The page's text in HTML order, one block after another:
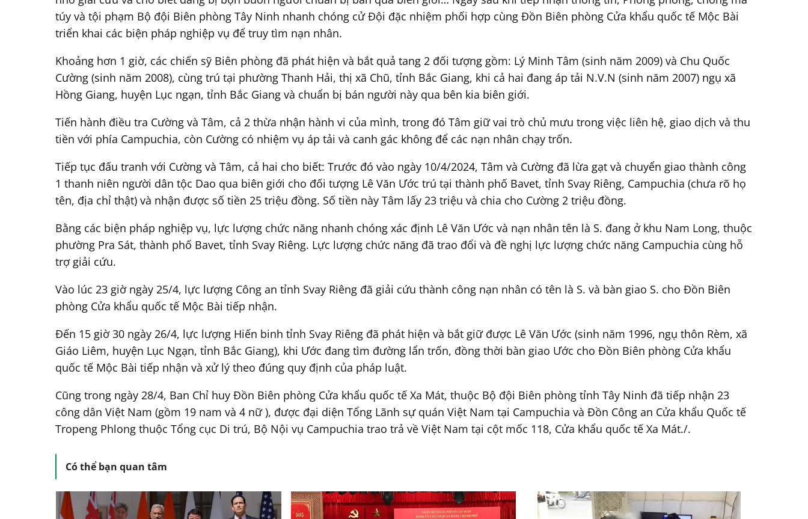
túy và tội phạm Bộ đội Biên phòng Tây Ninh nhanh chóng cử Đội đặc nhiệm phối hợp cùng Đồn Biên phòng Cửa khẩu quốc tế Mộc Bài
triển khai các biện pháp nghiệp vụ để truy tìm nạn nhân.
Khoảng hơn 1 giờ, các chiến sỹ Biên phòng đã phát hiện và bắt quả tang 2 đối tượng gồm: Lý Minh Tâm (sinh năm 2009) và Chu Quốc
Cường (sinh năm 2008), cùng trú tại phường Thanh Hải, thị xã Chũ, tỉnh Bắc Giang, khi cả hai đang áp tải N.V.N (sinh năm 2007) ngụ xã
Hồng Giang, huyện Lục ngạn, tỉnh Bắc Giang và chuẩn bị bán người này qua bên kia biên giới.
Tiến hành điều tra Cường và Tâm, cả 2 thừa nhận hành vi của mình, trong đó Tâm giữ vai trò chủ mưu trong việc liên hệ, giao dịch và thu
tiền với phía Campuchia, còn Cường có nhiệm vụ áp tải và canh gác không để các nạn nhân chạy trốn.
Tiếp tục đấu tranh với Cường và Tâm, cả hai cho biết: Trước đó vào ngày 10/4/2024, Tâm và Cường đã lừa gạt và chuyển giao thành công
1 thanh niên người dân tộc Dao qua biên giới cho đối tượng Lê Văn Ước trú tại thành phố Bavet, tỉnh Svay Riêng, Campuchia (chưa rõ họ
tên, địa chỉ thật) và nhận được số tiền 25 triệu đồng. Số tiền này Tâm lấy 23 triệu và chia cho Cường 2 triệu đồng.
Bằng các biện pháp nghiệp vụ, lực lượng chức năng nhanh chóng xác định Lê Văn Ước và nạn nhân tên là S. đang ở khu Nam Long, thuộc
phường Pra Sát, thành phố Bavet, tỉnh Svay Riêng. Lực lượng chức năng đã trao đổi và đề nghị lực lượng chức năng Campuchia cùng hỗ
trợ giải cứu.
Vào lúc 23 giờ ngày 25/4, lực lượng Công an tỉnh Svay Riêng đã giải cứu thành công nạn nhân có tên là S. và bàn giao S. cho Đồn Biên
phòng Cửa khẩu quốc tế Mộc Bài tiếp nhận.
Đến 15 giờ 30 ngày 26/4, lực lượng Hiến binh tỉnh Svay Riêng đã phát hiện và bắt giữ được Lê Văn Ước (sinh năm 1996, ngụ thôn Rèm, xã
Giáo Liêm, huyện Lục Ngạn, tỉnh Bắc Giang), khi Ước đang tìm đường lẩn trốn, đồng thời bàn giao Ước cho Đồn Biên phòng Cửa khẩu
quốc tế Mộc Bài tiếp nhận và xử lý theo đúng quy định của pháp luật.
Cũng trong ngày 28/4, Ban Chỉ huy Đồn Biên phòng Cửa khẩu quốc tế Xa Mát, thuộc Bộ đội Biên phòng tỉnh Tây Ninh đã tiếp nhận 23
công dân Việt Nam (gồm 19 nam và 4 nữ ), được đại diện Tổng Lãnh sự quán Việt Nam tại Campuchia và Đồn Công an Cửa khẩu Quốc tế
Tropeng Phlong thuộc Tổng cục Di trú, Bộ Nội vụ Campuchia trao trả về Việt Nam tại cột mốc 118, Cửa khẩu quốc tế Xa Mát./.
Có thể bạn quan tâm